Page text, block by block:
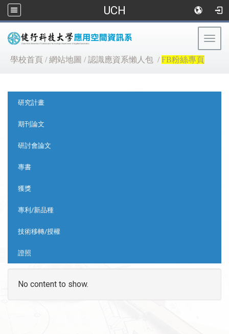
UCH
學校首頁 /網站地圖 /認識應資系懶人包 /FB粉絲專頁
研究計畫
期刊論文
研討會論文
專書
獲獎
專利/新品種
技術移轉/授權
證照
No content to show.